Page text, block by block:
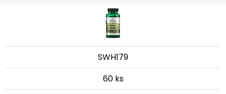
SWH179
60 ks